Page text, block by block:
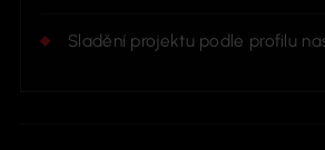
Sladění projektu podle profilu